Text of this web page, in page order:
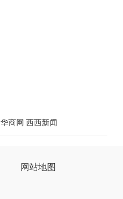
华商网 西西新闻
网站地图